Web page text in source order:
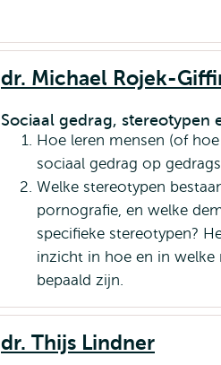
dr. Michael Rojek-
Sociaal gedrag, stereotypen
Hoe leren mensen (of
sociaal gedrag op
Welke stereotypen
pornografie, en welke
specifieke stereotypen?
inzicht in hoe en in welke
bepaald zijn.
dr. Thijs Lindner